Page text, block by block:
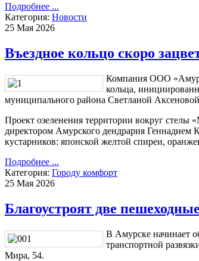
Подробнее ...
Категория: Новости
25 Мая 2026
Въездное кольцо скоро
Компания ООО «Амур
кольца,
муниципального района Светланой
Проект озеленения территории вокруг стелы
директором Амурского дендрария Геннадием
кустарников: японской желтой спиреи,
Подробнее ...
Категория: Городу комфорт
25 Мая 2026
Благоустроят две
В Амурске начинает
транспортной
Мира, 54.